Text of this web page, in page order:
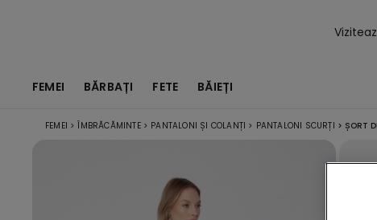
FEMEI BĂRBAȚI FETE BĂIEȚI
FEMEI > ÎMBRĂCĂMINTE > PANTALONI ȘI COLANȚI > PANTALONI SCURȚI > ȘORT